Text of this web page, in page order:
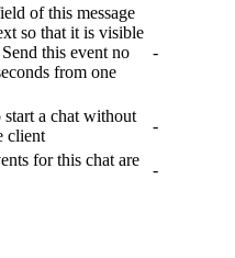
of this message
so that it is visible
this event no
from one
-
start a chat without
client
-
for this chat are
-